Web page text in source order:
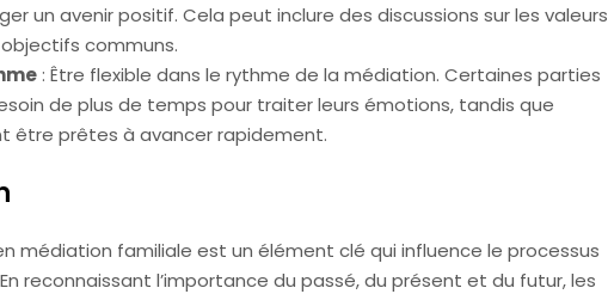
un avenir positif. Cela peut inclure des discussions sur les valeurs
communs.
: Être flexible dans le rythme de la médiation. Certaines parties
de plus de temps pour traiter leurs émotions, tandis que
être prêtes à avancer rapidement.
médiation familiale est un élément clé qui influence le processus
reconnaissant l’importance du passé, du présent et du futur, les